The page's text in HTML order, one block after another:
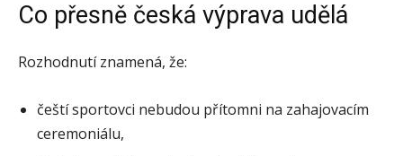
Co přesně česká výprava udělá
Rozhodnutí znamená, že:
čeští sportovci nebudou přítomni na zahajovacím
ceremoniálu,